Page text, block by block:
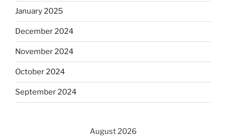
January 2025
December 2024
November 2024
October 2024
September 2024
August 2026